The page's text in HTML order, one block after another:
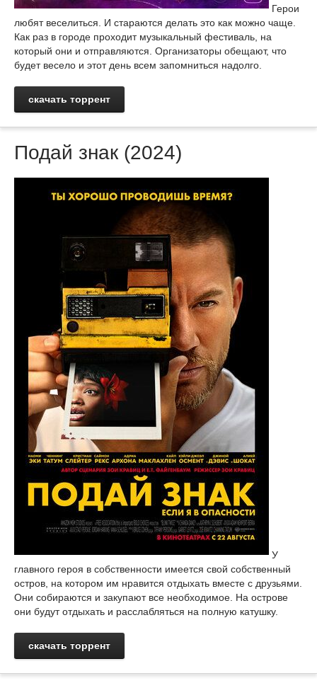
Герои
любят веселиться. И стараются делать это как можно чаще.
Как раз в городе проходит музыкальный фестиваль, на
который они и отправляются. Организаторы обещают, что
будет весело и этот день всем запомниться надолго.
скачать торрент
Подай знак (2024)
У
главного героя в собственности имеется свой собственный
остров, на котором им нравится отдыхать вместе с друзьями.
Они собираются и закупают все необходимое. На острове
они будут отдыхать и расслабляться на полную катушку.
скачать торрент